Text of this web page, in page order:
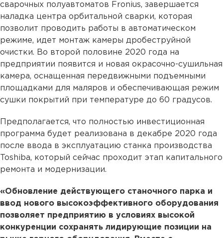
сварочных полуавтоматов Fronius, завершается
наладка центра орбитальной сварки, которая
позволит проводить работы в автоматическом
режиме, идет монтаж камеры дробеструйной
очистки. Во второй половине 2020 года на
предприятии появится и новая окрасочно-сушильная
камера, оснащенная передвижными подъемными
площадками для маляров и обеспечивающая режим
сушки покрытий при температуре до 60 градусов.
Предполагается, что полностью инвестиционная
программа будет реализована в декабре 2020 года
после ввода в эксплуатацию станка производства
Toshiba, который сейчас проходит этап капитального
ремонта и модернизации.
«Обновление действующего станочного парка и
ввод нового высокоэффективного оборудования
позволяет предприятию в условиях высокой
конкуренции сохранять лидирующие позиции на